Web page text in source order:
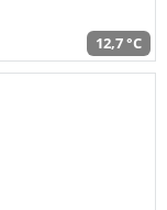
12,7 °C